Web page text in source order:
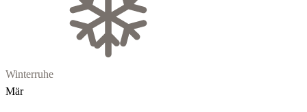
Winterruhe
Mär